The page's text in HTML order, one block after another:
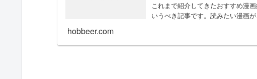
これまで紹介してきたおすすめ漫
いうべき記事です。読みたい漫画
hobbeer.com